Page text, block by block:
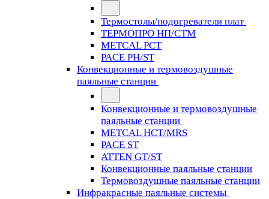
Термостолы/подогреватели плат
ТЕРМОПРО НП/СТМ
METCAL PCT
PACE PH/ST
Конвекционные и термовоздушные
паяльные станции
Конвекционные и термовоздушные
паяльные станции
METCAL HCT/MRS
PACE ST
ATTEN GT/ST
Конвекционные паяльные станции
Термовоздушные паяльные станции
Инфракрасные паяльные системы